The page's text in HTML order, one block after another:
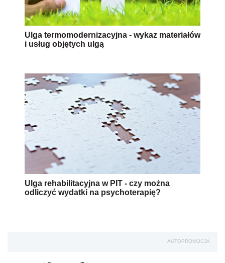
Ulga termomodernizacyjna - wykaz materiałów
i usług objętych ulgą
Ulga rehabilitacyjna w PIT - czy można
odliczyć wydatki na psychoterapię?
AUTOPROMOCJA